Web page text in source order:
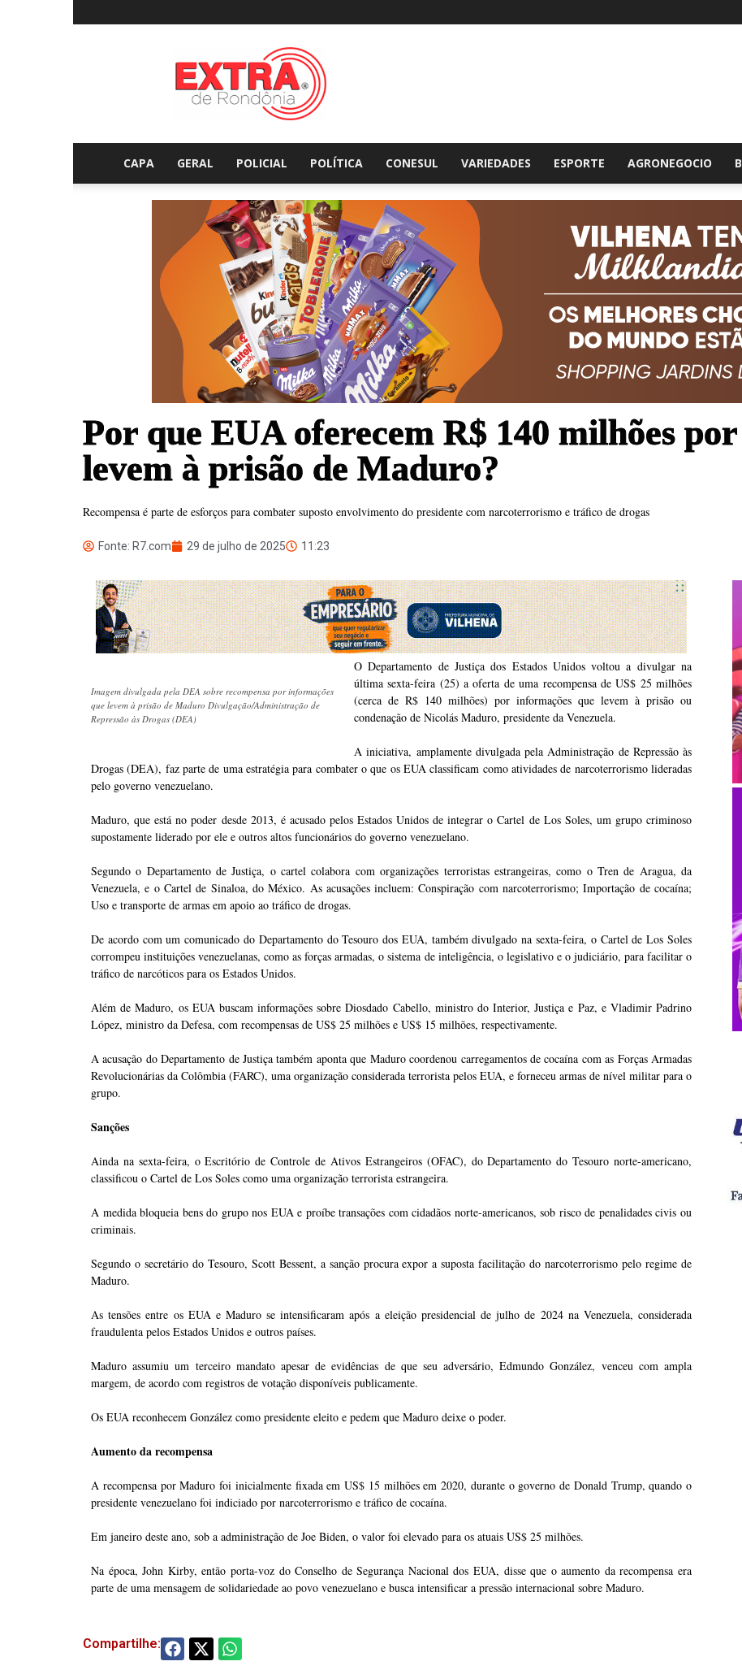
Extraderondonia.com.br
CAPA GERAL POLICIAL POLÍTICA CONESUL VARIEDADES ESPORTE AGRONEGOCIO
Por que EUA oferecem R$ 140 milhões
levem à prisão de Maduro?
Recompensa é parte de esforços para combater suposto envolvimento do presidente com narcoterrorismo e tráfico de drogas
Fonte: R7.com 29 de julho de 2025 11:23
Imagem divulgada pela DEA sobre recompensa por informações
que levem à prisão de Maduro Divulgação/Administração de
Repressão às Drogas (DEA)
O Departamento de Justiça dos Estados Unidos voltou a divulgar na
última sexta-feira (25) a oferta de uma recompensa de US$ 25 milhões
(cerca de R$ 140 milhões) por informações que levem à prisão ou
condenação de Nicolás Maduro, presidente da Venezuela.
A iniciativa, amplamente divulgada pela Administração de Repressão às
Drogas (DEA), faz parte de uma estratégia para combater o que os EUA classificam como atividades de narcoterrorismo lideradas
pelo governo venezuelano.
Maduro, que está no poder desde 2013, é acusado pelos Estados Unidos de integrar o Cartel de Los Soles, um grupo criminoso
supostamente liderado por ele e outros altos funcionários do governo venezuelano.
Segundo o Departamento de Justiça, o cartel colabora com organizações terroristas estrangeiras, como o Tren de Aragua, da
Venezuela, e o Cartel de Sinaloa, do México. As acusações incluem: Conspiração com narcoterrorismo; Importação de cocaína;
Uso e transporte de armas em apoio ao tráfico de drogas.
De acordo com um comunicado do Departamento do Tesouro dos EUA, também divulgado na sexta-feira, o Cartel de Los Soles
corrompeu instituições venezuelanas, como as forças armadas, o sistema de inteligência, o legislativo e o judiciário, para facilitar o
tráfico de narcóticos para os Estados Unidos.
Além de Maduro, os EUA buscam informações sobre Diosdado Cabello, ministro do Interior, Justiça e Paz, e Vladimir Padrino
López, ministro da Defesa, com recompensas de US$ 25 milhões e US$ 15 milhões, respectivamente.
A acusação do Departamento de Justiça também aponta que Maduro coordenou carregamentos de cocaína com as Forças Armadas
Revolucionárias da Colômbia (FARC), uma organização considerada terrorista pelos EUA, e forneceu armas de nível militar para o
grupo.
Sanções
Ainda na sexta-feira, o Escritório de Controle de Ativos Estrangeiros (OFAC), do Departamento do Tesouro norte-americano,
classificou o Cartel de Los Soles como uma organização terrorista estrangeira.
A medida bloqueia bens do grupo nos EUA e proíbe transações com cidadãos norte-americanos, sob risco de penalidades civis ou
criminais.
Segundo o secretário do Tesouro, Scott Bessent, a sanção procura expor a suposta facilitação do narcoterrorismo pelo regime de
Maduro.
As tensões entre os EUA e Maduro se intensificaram após a eleição presidencial de julho de 2024 na Venezuela, considerada
fraudulenta pelos Estados Unidos e outros países.
Maduro assumiu um terceiro mandato apesar de evidências de que seu adversário, Edmundo González, venceu com ampla
margem, de acordo com registros de votação disponíveis publicamente.
Os EUA reconhecem González como presidente eleito e pedem que Maduro deixe o poder.
Aumento da recompensa
A recompensa por Maduro foi inicialmente fixada em US$ 15 milhões em 2020, durante o governo de Donald Trump, quando o
presidente venezuelano foi indiciado por narcoterrorismo e tráfico de cocaína.
Em janeiro deste ano, sob a administração de Joe Biden, o valor foi elevado para os atuais US$ 25 milhões.
Na época, John Kirby, então porta-voz do Conselho de Segurança Nacional dos EUA, disse que o aumento da recompensa era
parte de uma mensagem de solidariedade ao povo venezuelano e busca intensificar a pressão internacional sobre Maduro.
Compartilhe: